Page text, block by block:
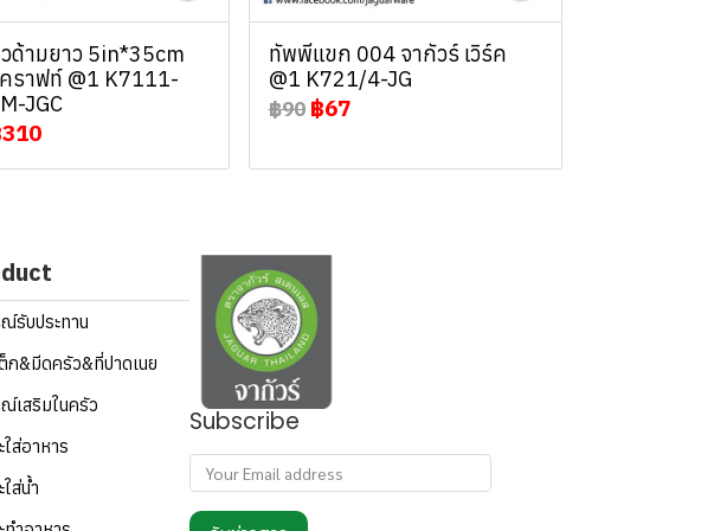
ด้ามยาว 5in*35cm
ราฟท์ @1 K7111-
JGC
ทัพพีแขก 004 จากัวร์ เวิร์ค
@1 K721/4-JG
฿90 ฿67
รับประทาน
ก&มีดครัว&ที่ปาดเนย
เสริมในครัว
ใส่อาหาร
ส่น้ำ
Subscribe